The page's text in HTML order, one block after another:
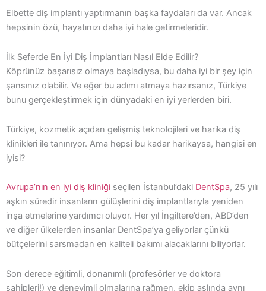
Elbette diş implantı yaptırmanın başka faydaları da var. Ancak
hepsinin özü, hayatınızı daha iyi hale getirmeleridir.
İlk Seferde En İyi Diş İmplantları Nasıl Elde Edilir?
Köprünüz başarısız olmaya başladıysa, bu daha iyi bir şey için
şansınız olabilir. Ve eğer bu adımı atmaya hazırsanız, Türkiye
bunu gerçekleştirmek için dünyadaki en iyi yerlerden biri.
Türkiye, kozmetik açıdan gelişmiş teknolojileri ve harika diş
klinikleri ile tanınıyor. Ama hepsi bu kadar harikaysa, hangisi en
iyisi?
Avrupa’nın en iyi diş kliniği seçilen İstanbul’daki DentSpa, 25 yılı
aşkın süredir insanların gülüşlerini diş implantlarıyla yeniden
inşa etmelerine yardımcı oluyor. Her yıl İngiltere’den, ABD’den
ve diğer ülkelerden insanlar DentSpa’ya geliyorlar çünkü
bütçelerini sarsmadan en kaliteli bakımı alacaklarını biliyorlar.
Son derece eğitimli, donanımlı (profesörler ve doktora
sahipleri!) ve deneyimli olmalarına rağmen, ekip aslında aynı